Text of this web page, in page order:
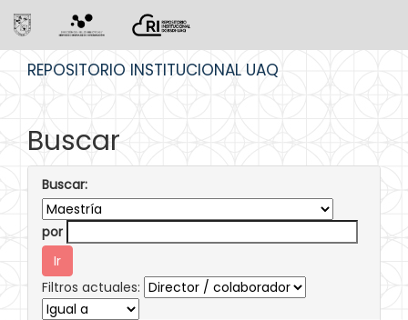
REPOSITORIO INSTITUCIONAL UAQ
Buscar
Buscar:
por
Filtros actuales: